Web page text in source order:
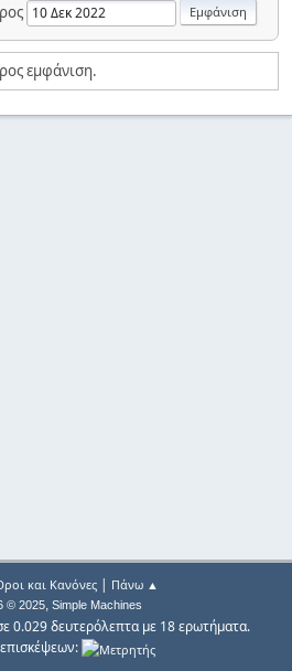
εμφάνιση.
και Κανόνες| Πάνω ▲
© 2025, Simple Machines
0.029 δευτερόλεπτα με 18 ερωτήματα.